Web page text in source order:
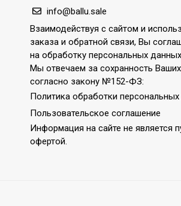
info@ballu.sale
Взаимодействуя с сайтом и
заказа и обратной связи, Вы
на обработку персональных
Мы отвечаем за сохранность
согласно закону №152-ФЗ:
Политика обработки
Пользовательское соглашение
Информация на сайте не является
офертой.